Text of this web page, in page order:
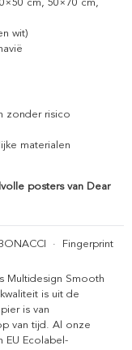
wit)
zonder risico
materialen
posters van Dear
· Fingerprint
Multidesign Smooth
is uit de
is van
van tijd. Al onze
EU Ecolabel-